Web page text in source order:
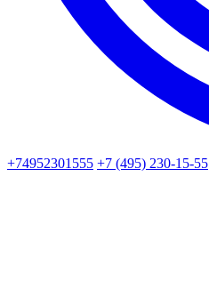
+74952301555 +7 (495) 230-15-55